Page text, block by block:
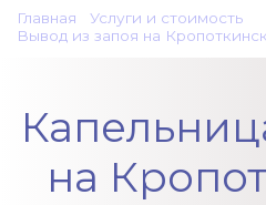
Услуги и стоимость
Отзывы
Главная Услуги и стоимость
Вывод из запоя на
на